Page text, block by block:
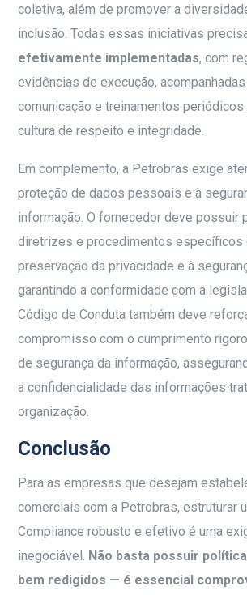
coletiva, além de promover a
inclusão. Todas essas iniciativas
efetivamente implementadas, com
evidências de execução,
comunicação e treinamentos periódicos
cultura de respeito e integridade.
Em complemento, a Petrobras exige
proteção de dados pessoais e à
informação. O fornecedor deve possuir
diretrizes e procedimentos específicos
preservação da privacidade e à
garantindo a conformidade com a
Código de Conduta também deve
compromisso com o cumprimento
de segurança da informação,
a confidencialidade das informações
organização.
Conclusão
Para as empresas que desejam
comerciais com a Petrobras, estruturar
Compliance robusto e efetivo é uma
inegociável. Não basta possuir
bem redigidos — é essencial